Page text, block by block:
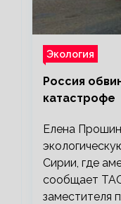
Экология
Россия
катастрофе
Елена
Сирии, где
сообщает
заместителя